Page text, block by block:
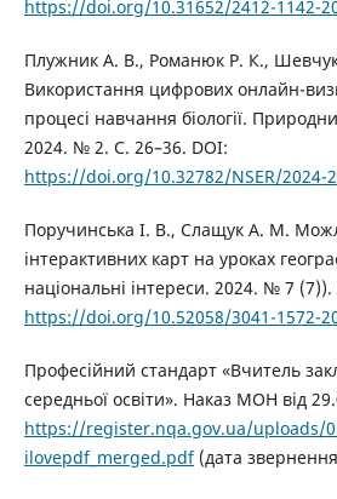
https://doi.org/10.31652/2412-1142-
Плужник А. В., Романюк Р. К.,
Використання цифрових онлайн-
процесі навчання біології.
2024. № 2. С. 26–36. DOI:
https://doi.org/10.32782/NSER/2024-
Поручинська І. В., Слащук А. М.
інтерактивних карт на уроках
національні інтереси. 2024. № 7
https://doi.org/10.52058/3041-1572-
Професійний стандарт «Вчитель
середньої освіти». Наказ МОН від
https://register.nqa.gov.ua/uploads/
ilovepdf_merged.pdf(дата